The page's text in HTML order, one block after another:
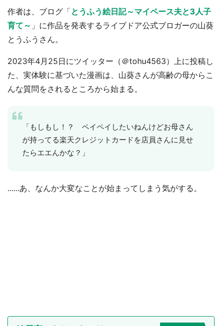
作者は、ブログ「とうふう絵日記～マイペース夫と3人子
育て～ 」に作品を発表するライブドア公式ブロガーの山葵
とうふうさん。
2023年4月25日にツイッター（＠tohu4563）上に投稿し
た、実体験に基づいた漫画は、山葵さんが高齢の母からこ
んな質問をされるところから始まる。
「もしもし！？ ペイペイしたいねんけどお母さん
が持ってる楽天クレジットカードを店員さんに見せ
たらエエんかな？」
......あ、なんか大変なことが始まってしまう気がする。